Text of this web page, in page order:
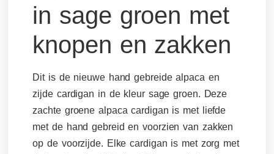
in sage groen met
knopen en zakken
Dit is de nieuwe hand gebreide alpaca en
zijde cardigan in de kleur sage groen. Deze
zachte groene alpaca cardigan is met liefde
met de hand gebreid en voorzien van zakken
op de voorzijde. Elke cardigan is met zorg met